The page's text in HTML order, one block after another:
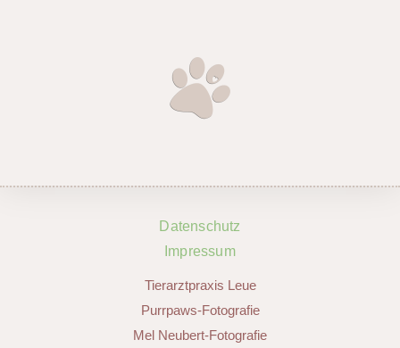
Datenschutz
Impressum
Tierarztpraxis Leue
Purrpaws-Fotografie
Mel Neubert-Fotografie